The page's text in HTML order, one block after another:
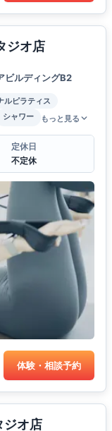
ジオ店
ビルディングB2
ルピラティス
シャワー もっと見る
定休日
不定休
体験・相談予約
ジオ店